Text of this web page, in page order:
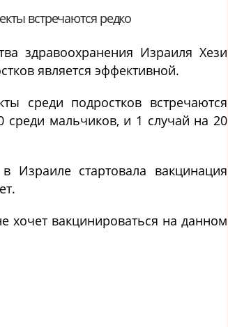
встречаются редко
здравоохранения Израиля Хези
является эффективной.
среди подростков встречаются
среди мальчиков, и 1 случай на 20
стартовала вакцинация
хочет вакцинироваться на данном